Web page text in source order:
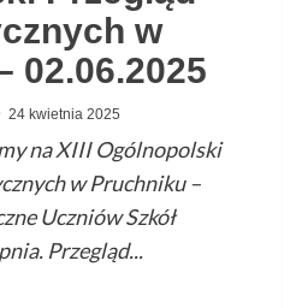
w
02.06.2025
24 kwietnia 2025
na XIII Ogólnopolski
w Pruchniku –
Uczniów Szkół
Przegląd...